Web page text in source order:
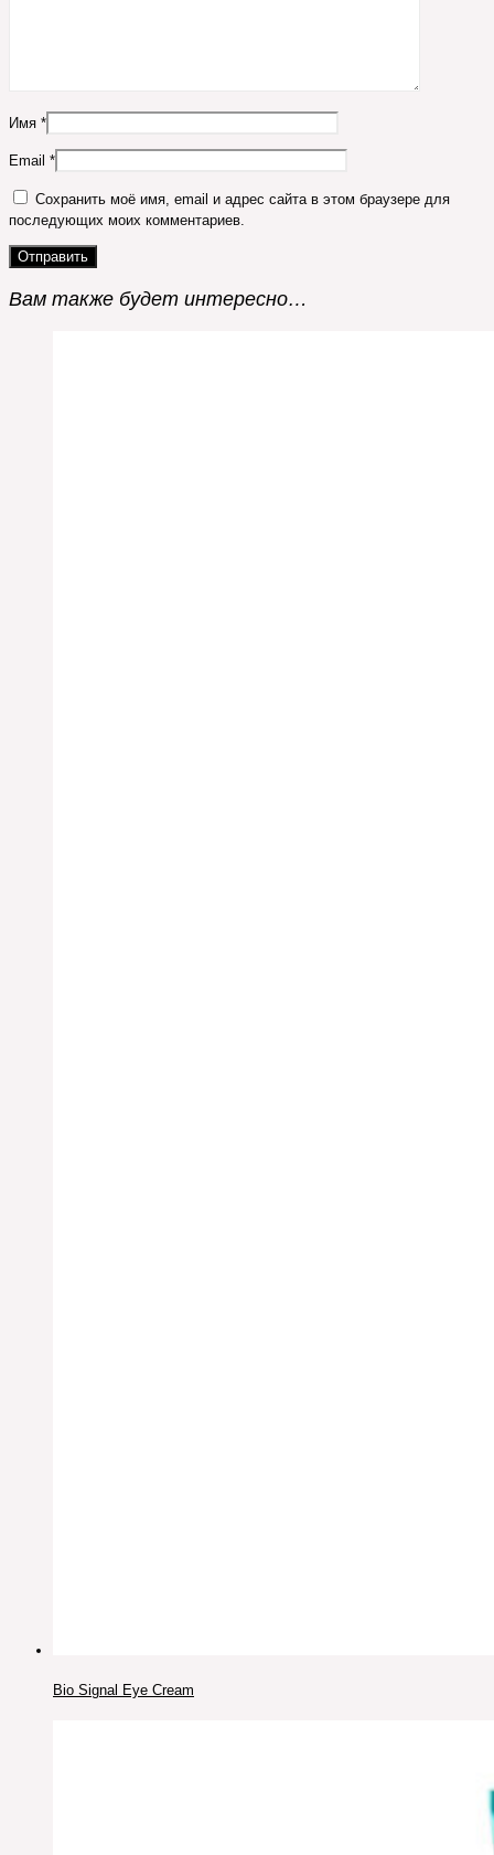
Имя *
Email *
Сохранить моё имя, email и адрес сайта в этом браузере для
последующих моих комментариев.
Вам также будет интересно…
Bio Signal Eye Cream